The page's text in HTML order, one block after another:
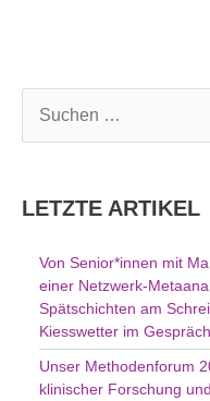
u
e
LETZTE ARTIKEL
Von Senior*innen mit
einer Netzwerk-
Spätschichten am
Kiesswetter im
Unser Methodenforum
klinischer Forschung